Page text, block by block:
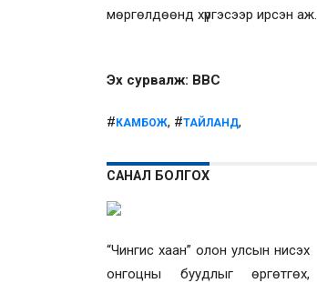
мөргөлдөөнд хүргэсээр ирсэн аж.
Эх сурвалж: BBC
# КАМБОЖ, #ТАЙЛАНД,
САНАЛ БОЛГОХ
“Чингис хаан” олон улсын нисэх
онгоцны буудлыг өргөтгөх,